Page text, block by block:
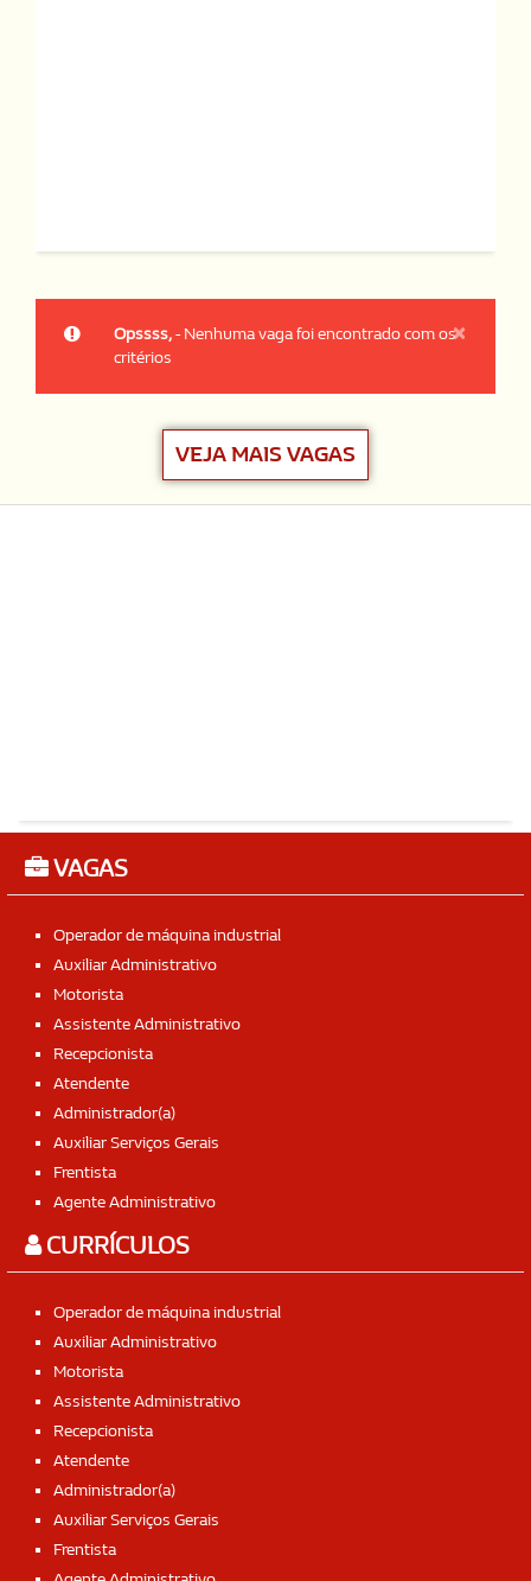
×
Opssss,- Nenhuma vaga foi encontrado com os
critérios
VEJA MAIS VAGAS
VAGAS
Operador de máquina industrial
Auxiliar Administrativo
Motorista
Assistente Administrativo
Recepcionista
Atendente
Administrador(a)
Auxiliar Serviços Gerais
Frentista
Agente Administrativo
CURRÍCULOS
Operador de máquina industrial
Auxiliar Administrativo
Motorista
Assistente Administrativo
Recepcionista
Atendente
Administrador(a)
Auxiliar Serviços Gerais
Frentista